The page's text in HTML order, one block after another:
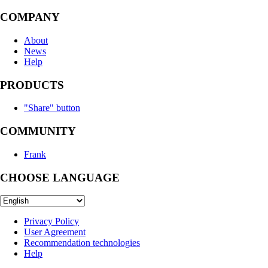
COMPANY
About
News
Help
PRODUCTS
"Share" button
COMMUNITY
Frank
CHOOSE LANGUAGE
Privacy Policy
User Agreement
Recommendation technologies
Help